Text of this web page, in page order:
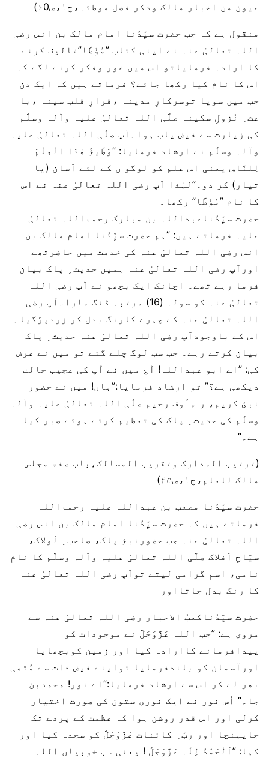
عیون من اخبار مالک وذکر فضل موطئہ،ج۱،ص۶0)
منقول ہے کہ جب حضرت سیِّدُنا امام مالک بن انس رضی
اللہ تعالیٰ عنہ نے اپنی کتاب ”مُؤْطَّا”تالیف کرنے
کا ارادہ فرمایاتو اس میں غور وفکر کرنے لگے کہ
اس کا نام کیا رکھا جائے؟ فرماتے ہیں کہ ایک دن
جب میں سویا توسرکارِ مدینہ ،قرارِ قلب سینہ ،با
عث ِ نُزولِ سکینہ صلَّی اللہ تعالیٰ علیہ وآلہ وسلَّم
کی زیارت سے فیض یاب ہوا۔آپ صلَّی اللہ تعالیٰ علیہ
وآلہ وسلَّم نے ارشاد فرمایا: ”وَطِّیئُ ھٰذَا الْعِلْمَ
لِلنَّاسِ یعنی اس علم کو لوگو ں کے لئے آسان (یا
تیار) کر دو۔”لہٰذا آپ رضی اللہ تعالیٰ عنہ نے اس
کا نام ”مُؤْطَّا” رکھا۔
حضرت سیِّدُناعبداللہ بن مبارک رحمۃاللہ تعالیٰ
علیہ فرماتے ہیں: ”ہم حضرت سیِّدُنا امام مالک بن
انس رضی اللہ تعالیٰ عنہ کی خدمت میں حاضرتھے
اورآپ رضی اللہ تعالیٰ عنہ ہمیں حدیث ِ پاک بیان
فرما رہے تھے۔ اچانک ایک بچھو نے آپ رضی اللہ
تعالیٰ عنہ کو سولہ (16) مرتبہ ڈنگ مارا۔آپ رضی
اللہ تعالیٰ عنہ کے چہرے کارنگ بدل کر زردپڑگیا۔
اس کے باوجودآپ رضی اللہ تعالیٰ عنہ حدیث ِ پاک
بیان کرتے رہے۔ جب سب لوگ چلے گئے تو میں نے عرض
کی: ”اے ابو عبداللہ! آج میں نے آپ کی عجیب حالت
دیکھی ہے؟” تو ارشاد فرمایا:”ہاں! میں نے حضور
نبئ کریم، ر ء ُوف رحیم صلَّی اللہ تعالیٰ علیہ وآلہ
وسلَّم کی حدیث ِ پاک کی تعظیم کرتے ہوئے صبر کیا
ہے۔”
(ترتیب المدارک وتقریب المسالک،باب صفۃ مجلس
مالک للعلم،ج۱،ص۴۵)
حضرت سیِّدُنا مصعب بن عبداللہ علیہ رحمۃاللہ
فرماتے ہیں کہ حضرت سیِّدُنا امام مالک بن انس رضی
اللہ تعالیٰ عنہ جب حضورنبئ پاک، صاحب ِ لَولاک،
سیّاحِ اَفلاک صلَّی اللہ تعالیٰ علیہ وآلہ وسلَّم کا نامِ
نامی، اسمِ گرامی لیتے توآپ رضی اللہ تعالیٰ عنہ
کا رنگ بدل جاتااور
حضرت سیِّدُناکعبُ الاحبار رضی اللہ تعالیٰ عنہ سے
مروی ہے: ”جب اللہ عَزَّوَجَلَّ نے موجودات کو
پیدافرمانے کاارادہ کیا اور زمین کوبچھایا
اورآسمان کو بلندفرمایا تواپنے فیض ذات سے مُٹھی
بھر لے کر اس سے ارشاد فرمایا:”اے نور! محمدبن
جا۔” اُس نور نے ایک نوری ستون کی صورت اختیار
کرلی اور اس قدر روشن ہوا کہ عظمت کے پردے تک
جاپہنچا اور ربّ ِ کائنات عَزَّوَجَلَّ کو سجدہ کیا اور
کہا: ”اَلْحَمْدُ لِلّٰہ عَزَّوَجَلَّ ! یعنی سب خوبیاں اللہ